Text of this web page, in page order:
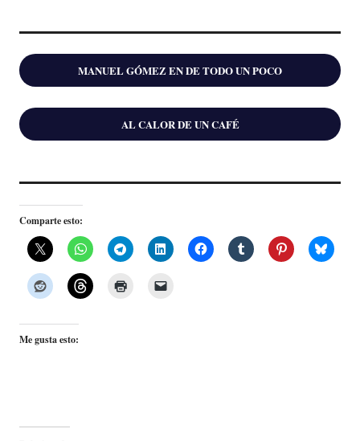
MANUEL GÓMEZ EN DE TODO UN POCO
AL CALOR DE UN CAFÉ
Comparte esto:
Me gusta esto: